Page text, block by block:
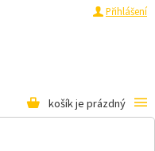
Přihlášení
košík je prázdný